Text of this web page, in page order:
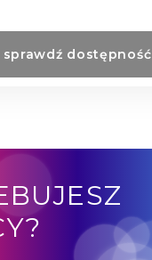
sprawdź dostępność